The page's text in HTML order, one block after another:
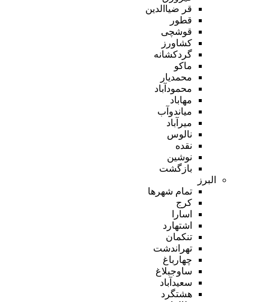
قر ضیاالدین
قطور
قوشچی
کشاورز
گردکشانه
ماکو
محمدیار
محمودآباد
مهاباد
میاندوآب
میرآباد
نالوس
نقده
نوشین
بازگشت
البرز
تمام شهر‌ها
کرج
اسارا
اشتهارد
تنکمان
تهراندشت
چهارباغ
ساوجبلاغ
سعیدآباد
هشتگرد